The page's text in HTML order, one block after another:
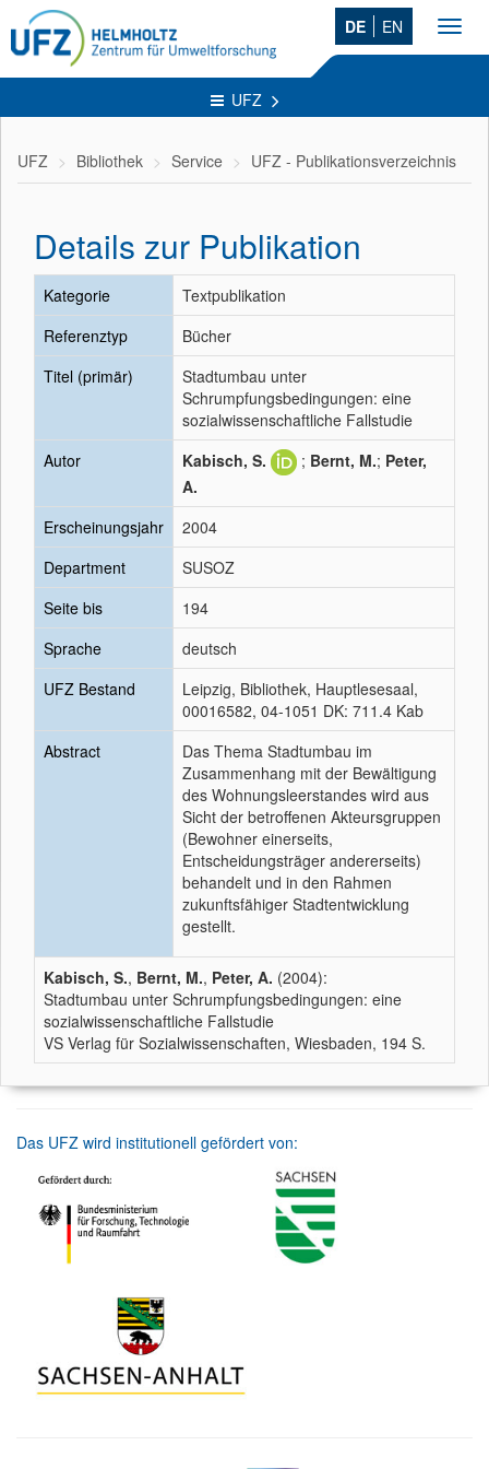
DE EN
UFZ
UFZ Bibliothek Service UFZ - Publikationsverzeichnis
Details zur Publikation
Kategorie
Textpublikation
Referenztyp
Bücher
Titel (primär)
Stadtumbau unter
Schrumpfungsbedingungen: eine
sozialwissenschaftliche Fallstudie
Autor
Kabisch, S. ; Bernt, M.; Peter,
A.
Erscheinungsjahr
2004
Department
SUSOZ
Seite bis
194
Sprache
deutsch
UFZ Bestand
Leipzig, Bibliothek, Hauptlesesaal,
00016582, 04-1051 DK: 711.4 Kab
Abstract
Das Thema Stadtumbau im
Zusammenhang mit der Bewältigung
des Wohnungsleerstandes wird aus
Sicht der betroffenen Akteursgruppen
(Bewohner einerseits,
Entscheidungsträger andererseits)
behandelt und in den Rahmen
zukunftsfähiger Stadtentwicklung
gestellt.
Kabisch, S., Bernt, M., Peter, A. (2004):
Stadtumbau unter Schrumpfungsbedingungen: eine
sozialwissenschaftliche Fallstudie
VS Verlag für Sozialwissenschaften, Wiesbaden, 194 S.
Das UFZ wird institutionell gefördert von: